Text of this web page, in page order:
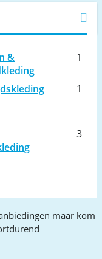
&
1
1
3
maar kom